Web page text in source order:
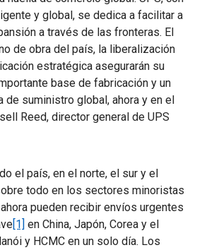
y global, se dedica a facilitar a
a través de las fronteras. El
de obra del país, la liberalización
estratégica asegurarán su
base de fabricación y un
de suministro global, ahora y en el
Reed, director general de UPS
el país, en el norte, el sur y el
todo en los sectores minoristas
pueden recibir envíos urgentes
[1] en China, Japón, Corea y el
y HCMC en un solo día. Los